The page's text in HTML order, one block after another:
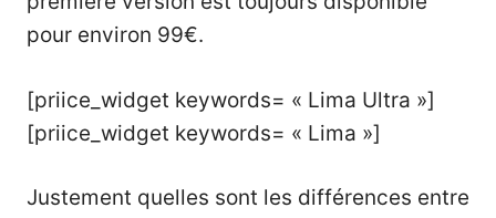
pour environ 99€.
[priice_widget keywords= « Lima Ultra »]
[priice_widget keywords= « Lima »]
Justement quelles sont les différences entre